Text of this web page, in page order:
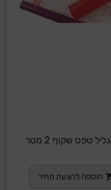
גליל טפט שקוף 2 מטר
הוספה להצעת מחיר